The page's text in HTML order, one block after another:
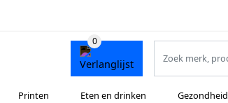
Printen Eten en drinken Gezondheid